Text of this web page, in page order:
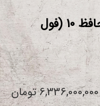
فروش آپارتمان 92 متری شهرک حافظ 10 (فول
6,336,000,000 تومان